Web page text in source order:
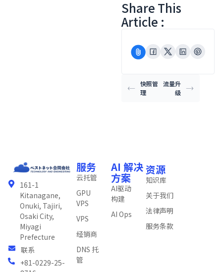
Share This
Article :
快照管
理
流量升
级
161-1
Kitanagane,
Onuki, Tajiri,
Osaki City,
Miyagi
Prefecture
联系
+81-0229-25-
服务
云托管
GPU
VPS
VPS
经销商
DNS 托
管
AI 解决
方案
AI驱动
构建
AI Ops
资源
知识库
关于我们
法律声明
服务条款